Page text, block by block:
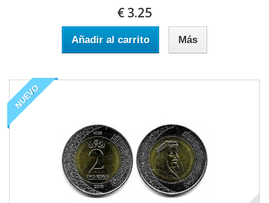
€ 3.25
Añadir al carrito Más
NUEVO